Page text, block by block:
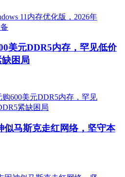
美元DDR5内存，罕见低价
困局
似马斯克走红网络，坚守本